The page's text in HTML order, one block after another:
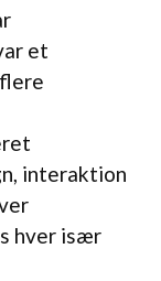
et
interaktion
hver især